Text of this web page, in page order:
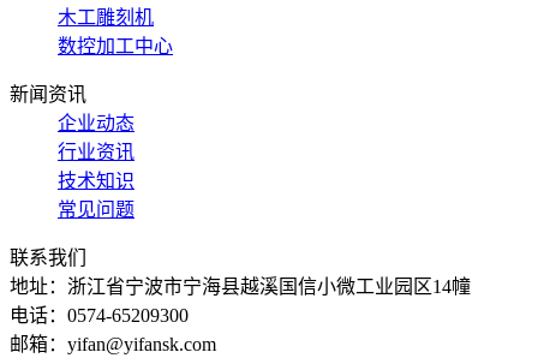
木工雕刻机
数控加工中心
新闻资讯
企业动态
行业资讯
技术知识
常见问题
联系我们
地址：浙江省宁波市宁海县越溪国信小微工业园区14幢
电话：0574-65209300
邮箱：yifan@yifansk.com